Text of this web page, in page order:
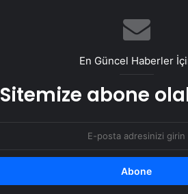
En Güncel Haberler
Sitemize abone